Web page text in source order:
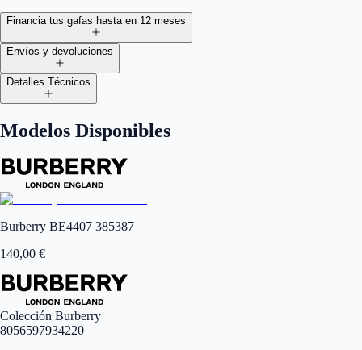
Financia tus gafas hasta en 12 meses
Envíos y devoluciones
Detalles Técnicos
Modelos Disponibles
Burberry BE4407 385387
140,00 €
Colección Burberry
8056597934220